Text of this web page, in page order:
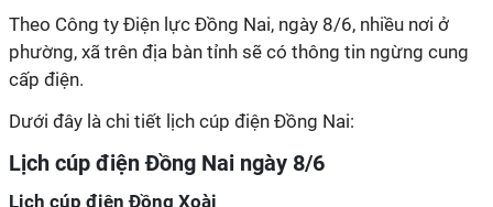
Theo Công ty Điện lực Đồng Nai, ngày 8/6, nhiều nơi ở
phường, xã trên địa bàn tỉnh sẽ có thông tin ngừng cung
cấp điện.
Dưới đây là chi tiết lịch cúp điện Đồng Nai:
Lịch cúp điện Đồng Nai ngày 8/6
Lịch cúp điện Đồng Xoài